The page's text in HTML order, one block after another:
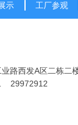
示 工厂参观
路西发A区二栋二
29972912